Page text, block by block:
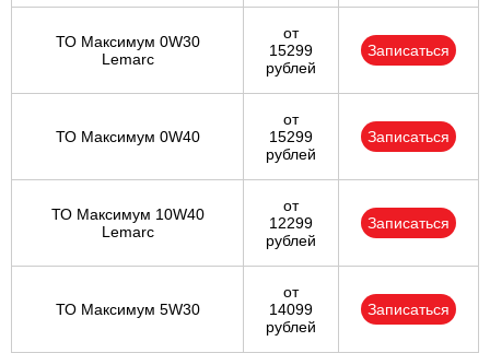
ТО Максимум 0W30
Lemarc
от
15299
рублей
Записаться
ТО Максимум 0W40
от
15299
рублей
Записаться
ТО Максимум 10W40
Lemarc
от
12299
рублей
Записаться
ТО Максимум 5W30
от
14099
рублей
Записаться